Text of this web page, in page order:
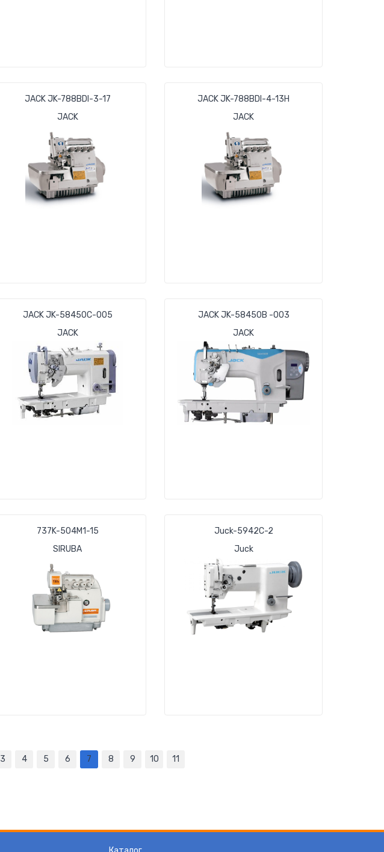
JACK JK-788BDI-3-17
JACK
JACK JK-788BDI-4-13H
JACK
JACK JK-58450С-005
JACK
JACK JK-58450В -003
JACK
737K-504M1-15
SIRUBA
Juck-5942C-2
Juck
3 4 5 6 7 8 9 10 11